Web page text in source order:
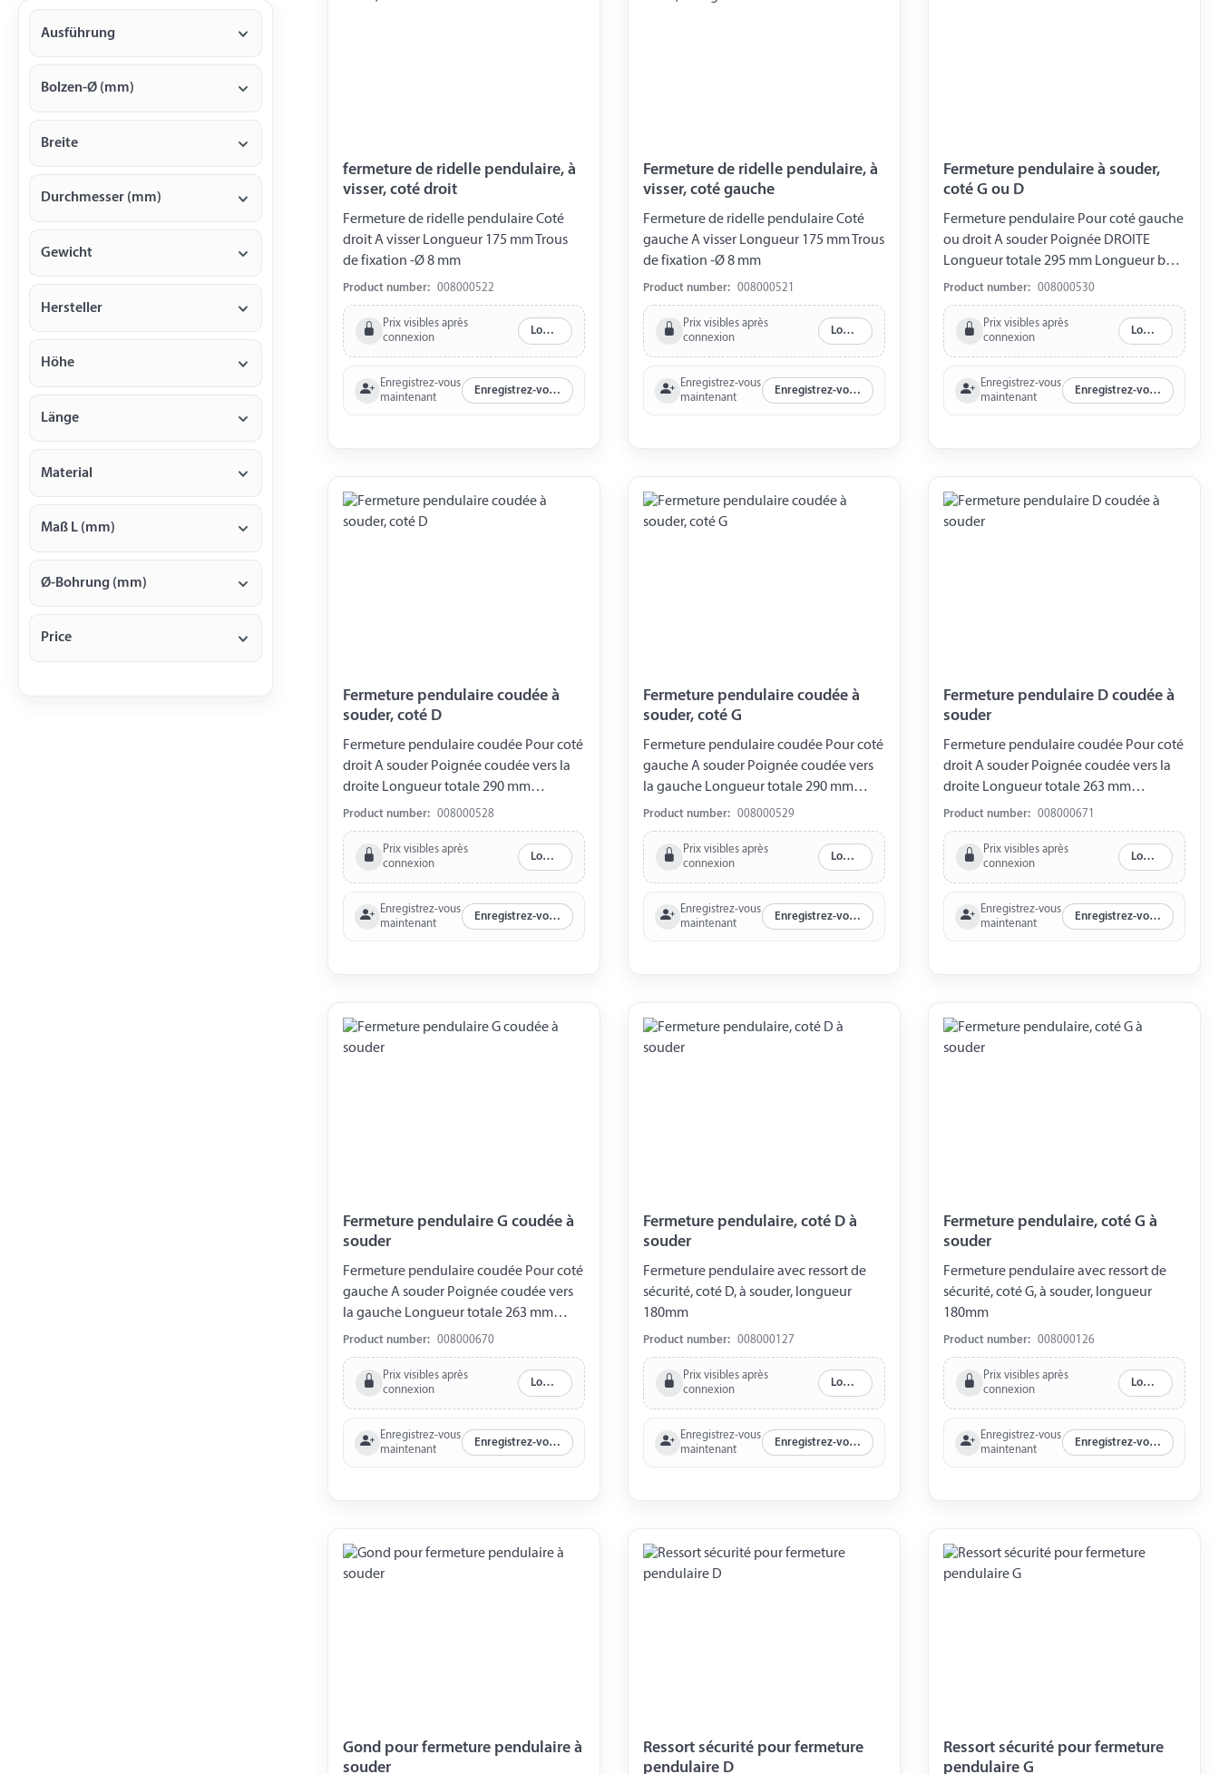
Ausführung
Bolzen-Ø (mm)
Breite
Durchmesser (mm)
Gewicht
Hersteller
Höhe
Länge
Material
Maß L (mm)
Ø-Bohrung (mm)
Price
fermeture de ridelle pendulaire, à
visser, coté droit
Fermeture de ridelle pendulaire Coté
droit A visser Longueur 175 mm Trous
de fixation -Ø 8 mm
Product number: 008000522
Prix visibles après
connexion
Log in
Enregistrez-vous
maintenant
Enregistrez-vous maintenant
Fermeture de ridelle pendulaire, à
visser, coté gauche
Fermeture de ridelle pendulaire Coté
gauche A visser Longueur 175 mm Trous
de fixation -Ø 8 mm
Product number: 008000521
Prix visibles après
connexion
Log in
Enregistrez-vous
maintenant
Enregistrez-vous maintenant
Fermeture pendulaire à souder,
coté G ou D
Fermeture pendulaire Pour coté gauche
ou droit A souder Poignée DROITE
Longueur totale 295 mm Longueur base
à souder 133 mm largeur 30 mm
Epaisseur 45 mm
Product number: 008000530
Prix visibles après
connexion
Log in
Enregistrez-vous
maintenant
Enregistrez-vous maintenant
Fermeture pendulaire coudée à
souder, coté D
Fermeture pendulaire coudée Pour coté
droit A souder Poignée coudée vers la
droite Longueur totale 290 mm
Longueur base à souder 133 mm largeur
30 mm Epaisseur 45 mm
Product number: 008000528
Prix visibles après
connexion
Log in
Enregistrez-vous
maintenant
Enregistrez-vous maintenant
Fermeture pendulaire coudée à
souder, coté G
Fermeture pendulaire coudée Pour coté
gauche A souder Poignée coudée vers
la gauche Longueur totale 290 mm
Longueur base à souder 133 mm largeur
30 mm Epaisseur 45 mm
Product number: 008000529
Prix visibles après
connexion
Log in
Enregistrez-vous
maintenant
Enregistrez-vous maintenant
Fermeture pendulaire D coudée à
souder
Fermeture pendulaire coudée Pour coté
droit A souder Poignée coudée vers la
droite Longueur totale 263 mm
Longueur base à souder 102 mm largeur
25 mm Epaisseur 45 mm
Product number: 008000671
Prix visibles après
connexion
Log in
Enregistrez-vous
maintenant
Enregistrez-vous maintenant
Fermeture pendulaire G coudée à
souder
Fermeture pendulaire coudée Pour coté
gauche A souder Poignée coudée vers
la gauche Longueur totale 263 mm
Longueur base à souder 102 mm largeur
25 mm Epaisseur 45 mm
Product number: 008000670
Prix visibles après
connexion
Log in
Enregistrez-vous
maintenant
Enregistrez-vous maintenant
Fermeture pendulaire, coté D à
souder
Fermeture pendulaire avec ressort de
sécurité, coté D, à souder, longueur
180mm
Product number: 008000127
Prix visibles après
connexion
Log in
Enregistrez-vous
maintenant
Enregistrez-vous maintenant
Fermeture pendulaire, coté G à
souder
Fermeture pendulaire avec ressort de
sécurité, coté G, à souder, longueur
180mm
Product number: 008000126
Prix visibles après
connexion
Log in
Enregistrez-vous
maintenant
Enregistrez-vous maintenant
Gond pour fermeture pendulaire à
souder
Ressort sécurité pour fermeture
pendulaire D
Ressort sécurité pour fermeture
pendulaire G